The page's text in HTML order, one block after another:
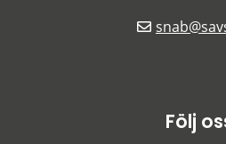
Följ